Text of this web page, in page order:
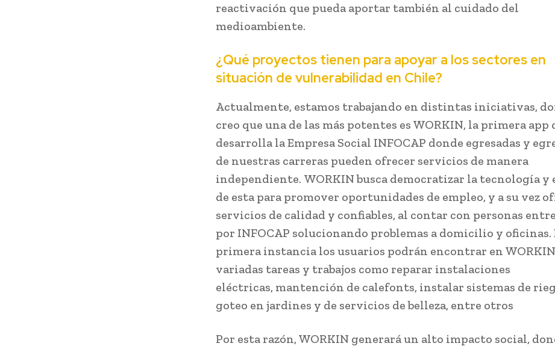
reactivación que pueda aportar también al cuidado del
medioambiente.
¿Qué proyectos tienen para apoyar a los sectores en
situación de vulnerabilidad en Chile?
Actualmente, estamos trabajando en distintas iniciativas,
creo que una de las más potentes es WORKIN, la primera app
desarrolla la Empresa Social INFOCAP donde egresadas y
de nuestras carreras pueden ofrecer servicios de manera
independiente. WORKIN busca democratizar la tecnología y
de esta para promover oportunidades de empleo, y a su vez
servicios de calidad y confiables, al contar con personas
por INFOCAP solucionando problemas a domicilio y oficinas.
primera instancia los usuarios podrán encontrar en WORKIN
variadas tareas y trabajos como reparar instalaciones
eléctricas, mantención de calefonts, instalar sistemas de
goteo en jardines y de servicios de belleza, entre otros
Por esta razón, WORKIN generará un alto impacto social,